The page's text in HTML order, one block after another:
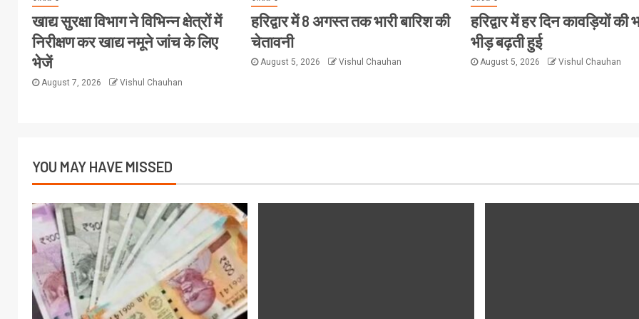
खाद्य सुरक्षा विभाग ने विभिन्न क्षेत्रों में
निरीक्षण कर खाद्य नमूने जांच के लिए
भेजें
August 7, 2026 Vishul Chauhan
हरिद्वार में 8 अगस्त तक भारी बारिश की
चेतावनी
August 5, 2026 Vishul Chauhan
हरिद्वार में हर दिन कावड़ियों की
भीड़ बढ़ती हुई
August 5, 2026 Vishul Chauhan
YOU MAY HAVE MISSED